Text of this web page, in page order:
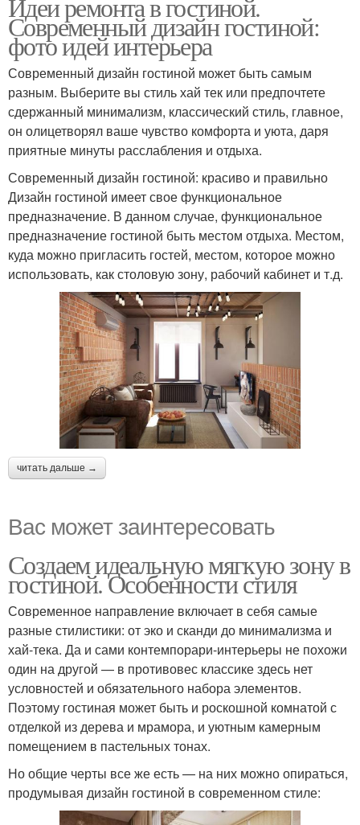
Современный дизайн гостиной:
фото идей интерьера
Современный дизайн гостиной может быть самым
разным. Выберите вы стиль хай тек или предпочтете
сдержанный минимализм, классический стиль, главное,
он олицетворял ваше чувство комфорта и уюта, даря
приятные минуты расслабления и отдыха.
Современный дизайн гостиной: красиво и правильно
Дизайн гостиной имеет свое функциональное
предназначение. В данном случае, функциональное
предназначение гостиной быть местом отдыха. Местом,
куда можно пригласить гостей, местом, которое можно
использовать, как столовую зону, рабочий кабинет и т.д.
читать дальше →
Вас может заинтересовать
Создаем идеальную мягкую зону в
гостиной. Особенности стиля
Современное направление включает в себя самые
разные стилистики: от эко и сканди до минимализма и
хай-тека. Да и сами контемпорари-интерьеры не похожи
один на другой — в противовес классике здесь нет
условностей и обязательного набора элементов.
Поэтому гостиная может быть и роскошной комнатой с
отделкой из дерева и мрамора, и уютным камерным
помещением в пастельных тонах.
Но общие черты все же есть — на них можно опираться,
продумывая дизайн гостиной в современном стиле: